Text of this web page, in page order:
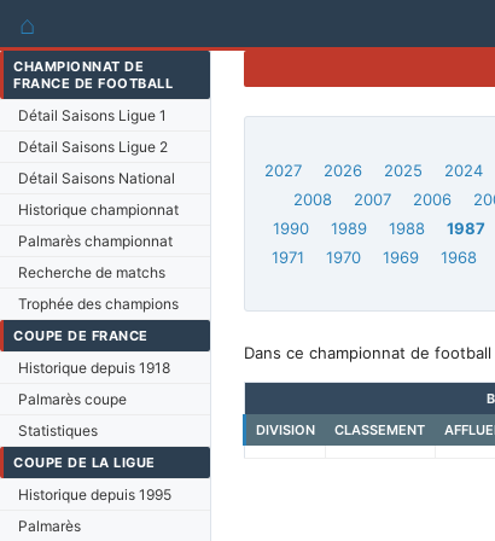
⌂
CHAMPIONNAT DE
FRANCE DE FOOTBALL
Détail Saisons Ligue 1
Détail Saisons Ligue 2
Détail Saisons National
Historique championnat
Palmarès championnat
Recherche de matchs
Trophée des champions
COUPE DE FRANCE
Historique depuis 1918
Palmarès coupe
Statistiques
COUPE DE LA LIGUE
Historique depuis 1995
Palmarès
2027
2026 2025 2024
2008
2007 2006
1990
1989 1988 1987
1971
1970 1969 1968
Dans ce championnat de
DIVISION
CLASSEMENT